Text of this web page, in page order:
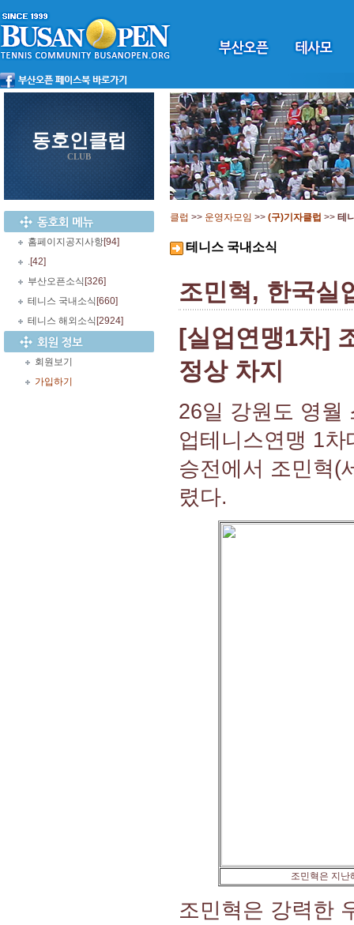
동호인클럽
CLUB
홈페이지공지사항[94]
.[42]
부산오픈소식 [326]
테니스 국내소식 [660]
테니스 해외소식 [2924]
회원보기
가입하기
클럽 >> 운영자모임 >> (구)기자클럽 >> 테
테니스 국내소식
조민혁, 한국실
[실업연맹1차]
정상 차지
26일 강원도 영월
업테니스연맹 1
승전에서 조민혁(
렸다.
조민혁은 지난
조민혁은 강력한